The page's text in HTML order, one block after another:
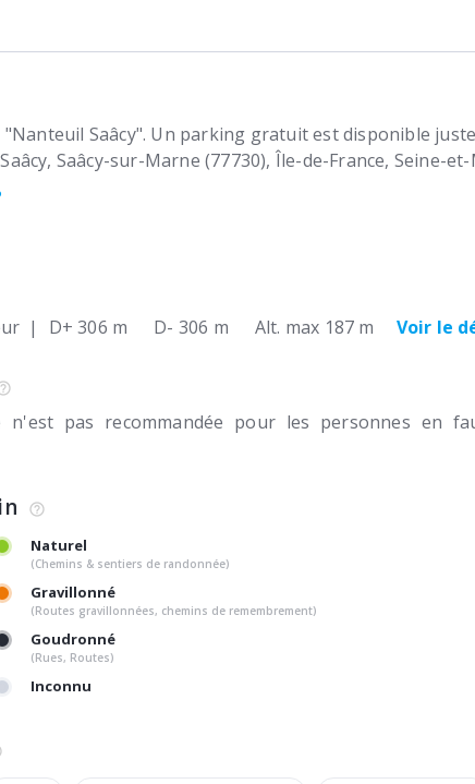
Saâcy". Un parking gratuit est disponible
Saâcy-sur-Marne (77730) Île-de-France, Seine-
| D+ 306 m D- 306 m Alt. max 187 m Voir le
n'est pas recommandée pour les personnes en
Naturel
(Chemins & sentiers de randonnée)
Gravillonné
(Routes gravillonnées, chemins de remembrement)
Goudronné
(Rues, Routes)
Inconnu